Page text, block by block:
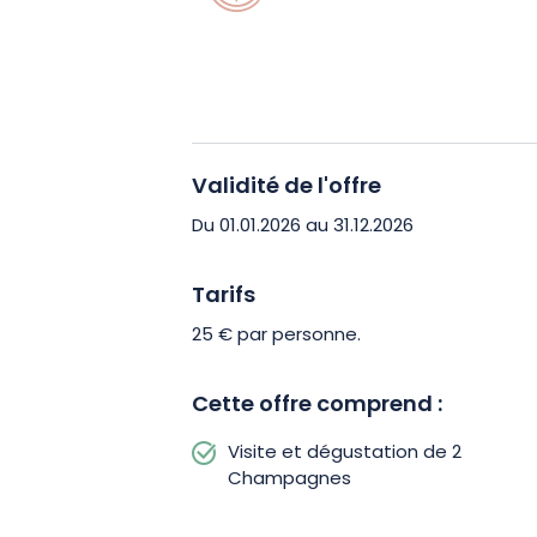
enrichissant, au cours duquel vous
dégustation commentée. Ce sera
de la Maison, tout en partageant des
compris aux personnes à mobilité
Validité de l'offre
Du 01.01.2026 au 31.12.2026
Tarifs
25 € par personne.
Cette offre comprend :
Visite et dégustation de 2
Champagnes